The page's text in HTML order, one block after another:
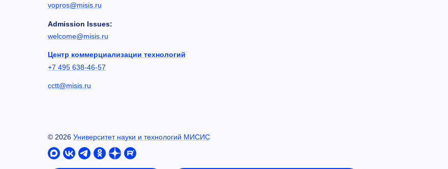
vopros@misis.ru
Admission Issues:
welcome@misis.ru
Центр коммерциализации технологий
+7 495 638-46-57
cctt@misis.ru
© 2026 Университет науки и технологий МИСИС